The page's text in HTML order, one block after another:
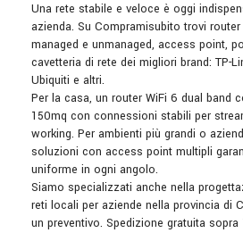
Una rete stabile e veloce è oggi
azienda. Su Compramisubito trovi
managed e unmanaged, access point,
cavetteria di rete dei migliori brand: TP-
Ubiquiti e altri.
Per la casa, un router WiFi 6 dual band
150mq con connessioni stabili per
working. Per ambienti più grandi o
soluzioni con access point multipli
uniforme in ogni angolo.
Siamo specializzati anche nella
reti locali per aziende nella provincia di
un preventivo. Spedizione gratuita sopra